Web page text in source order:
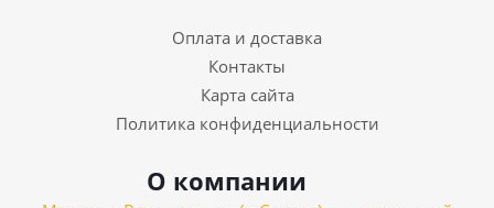
Оплата и доставка
Контакты
Карта сайта
Политика конфиденциальности
О компании